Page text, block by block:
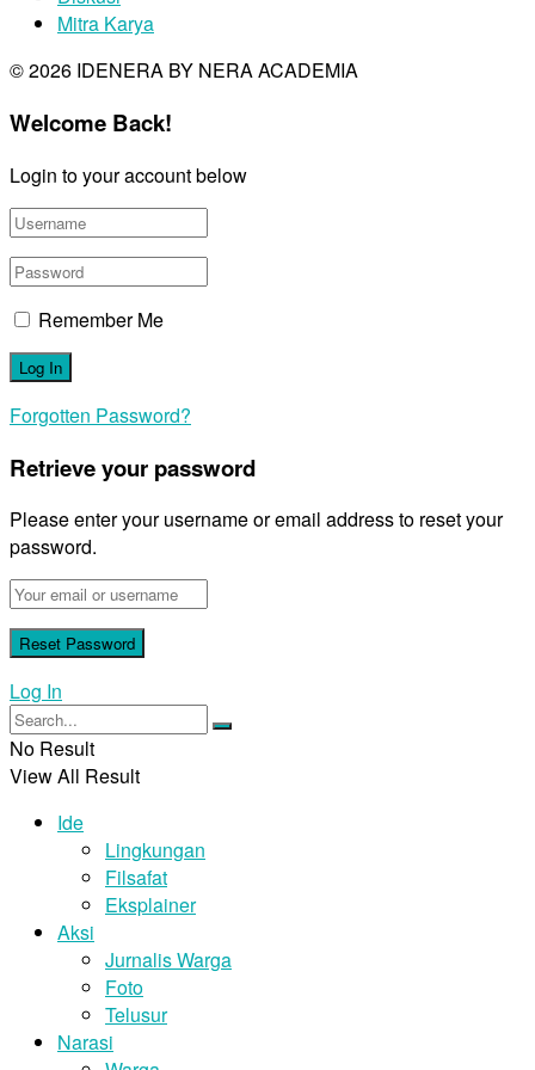
Mitra Karya
© 2026 IDENERA BY NERA ACADEMIA
Welcome Back!
Login to your account below
Remember Me
Forgotten Password?
Retrieve your password
Please enter your username or email address to reset your
password.
Log In
No Result
View All Result
Ide
Lingkungan
Filsafat
Eksplainer
Aksi
Jurnalis Warga
Foto
Telusur
Narasi